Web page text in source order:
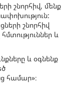
շնորհիվ, մենք
շնորհիվ
և
և օգնենք
համար»։